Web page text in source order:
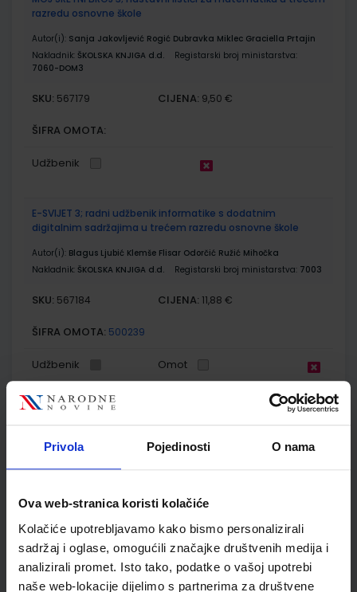
Privola Pojedinosti O nama
Ova web-stranica koristi kolačiće
Kolačiće upotrebljavamo kako bismo personalizirali
sadržaj i oglase, omogućili značajke društvenih medija i
analizirali promet. Isto tako, podatke o vašoj upotrebi
naše web-lokacije dijelimo s partnerima za društvene
razredu osnovne škole
Autor(i): Sanja Jakovljević Rogić Dubravka Miklec Graciella Prtajin
Nakladnik: ŠKOLSKA KNJIGA d.d.
Registarski broj ministarstva:
7060-DOM3
SKU: 567179 CIJENA: 9,50 €
ŠIFRA OMOTA:
Udžbenik
E-SVIJET 3; radni udžbenik informatike s dodatnim
digitalnim sadržajima u trećem razredu osnovne škole
Autor(i): Blagus Ljubić Klemše Flisar Odorčić Ružić Mihočka
Nakladnik: ŠKOLSKA KNJIGA d.d. Registarski broj ministarstva: 7003
SKU: 567184 CIJENA: 11,88 €
ŠIFRA OMOTA: 500239
Udžbenik Omot
E-SVIJET 3; radna bilježnica informatike u trećem razredu
osnovne škole
Autor(i): Josipa Blagus Marijana Šundov Ana Budojević
Nakladnik:ŠKOLSKA KNJIGA d.d.
ŠIFRA OMOTA: 500744
Udžbenik Omot